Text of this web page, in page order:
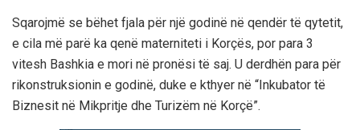
Sqarojmë se bëhet fjala për një godinë në qendër të qytetit,
e cila më parë ka qenë materniteti i Korçës, por para 3
vitesh Bashkia e mori në pronësi të saj. U derdhën para për
rikonstruksionin e godinë, duke e kthyer në “Inkubator të
Biznesit në Mikpritje dhe Turizëm në Korçë”.